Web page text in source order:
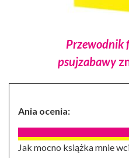
Przewodnik
psujzabawy
Ania ocenia:
Jak mocno książka mnie